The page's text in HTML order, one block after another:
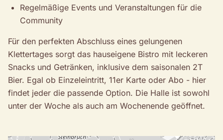
Regelmäßige Events und Veranstaltungen für die
Community
Für den perfekten Abschluss eines gelungenen
Klettertages sorgt das hauseigene Bistro mit leckeren
Snacks und Getränken, inklusive dem saisonalen 2T
Bier. Egal ob Einzeleintritt, 11er Karte oder Abo - hier
findet jeder die passende Option. Die Halle ist sowohl
unter der Woche als auch am Wochenende geöffnet.